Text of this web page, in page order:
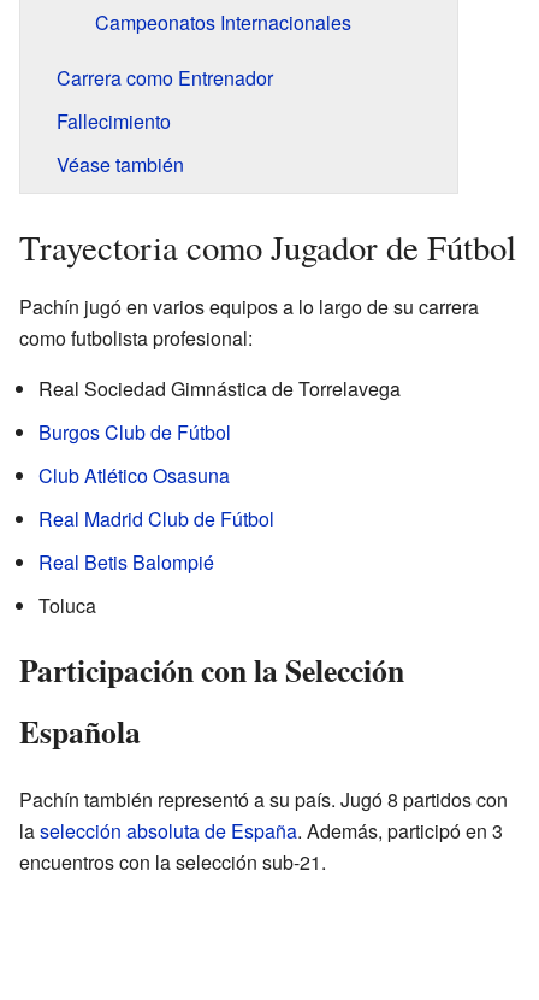
Campeonatos Internacionales
Carrera como Entrenador
Fallecimiento
Véase también
Trayectoria como Jugador de Fútbol
Pachín jugó en varios equipos a lo largo de su carrera
como futbolista profesional:
Real Sociedad Gimnástica de Torrelavega
Burgos Club de Fútbol
Club Atlético Osasuna
Real Madrid Club de Fútbol
Real Betis Balompié
Toluca
Participación con la Selección
Española
Pachín también representó a su país. Jugó 8 partidos con
laselección absoluta de España. Además, participó en 3
encuentros con la selección sub-21.